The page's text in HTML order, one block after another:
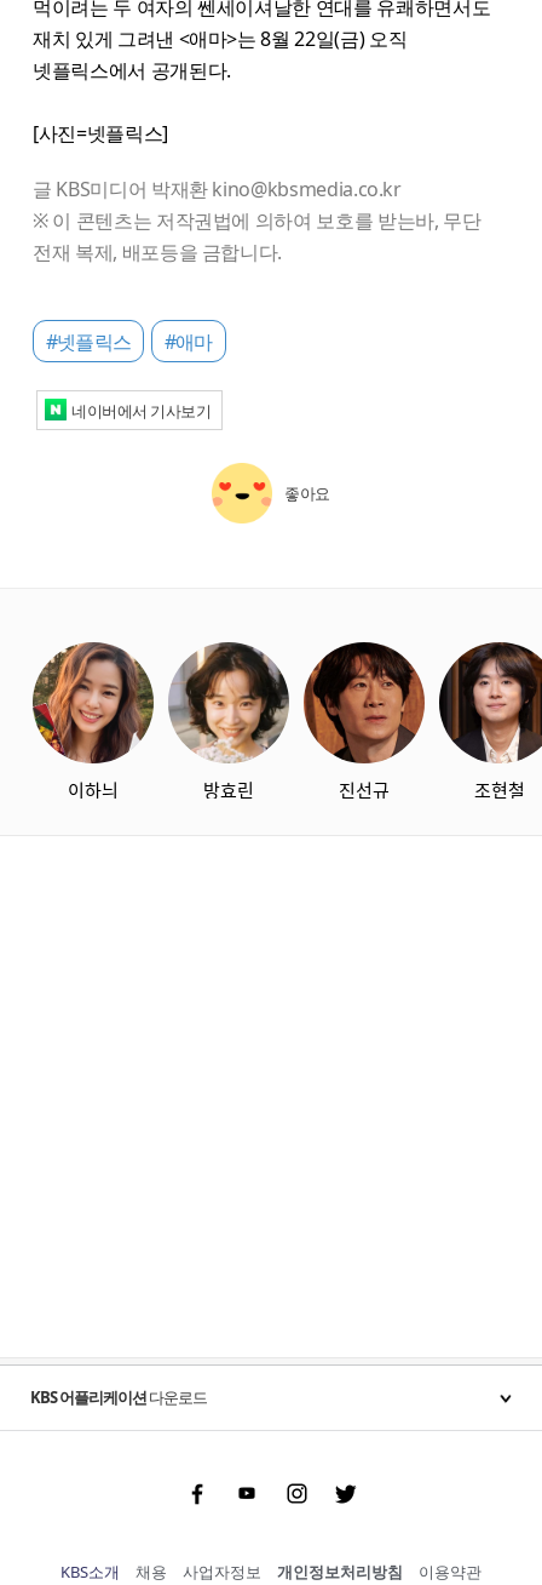
먹이려는 두 여자의 쎈세이셔날한 연대를 유쾌하면서도
재치 있게 그려낸 <애마>는 8월 22일(금) 오직
넷플릭스에서 공개된다.
[사진=넷플릭스]
글 KBS미디어 박재환 kino@kbsmedia.co.kr
※ 이 콘텐츠는 저작권법에 의하여 보호를 받는바, 무단
전재 복제, 배포등을 금합니다.
#넷플릭스 #애마
네이버에서 기사보기
좋아요
이하늬 방효린 진선규 조현철
KBS 어플리케이션다운로드
FacebookYoutubeInstgram Twitter
KBS소개 채용 사업자정보 개인정보처리방침 이용약관